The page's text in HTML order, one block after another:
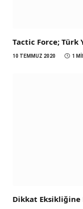
Tactic Force; Türk
10 TEMMUZ 2020 1
Dikkat Eksikliğine